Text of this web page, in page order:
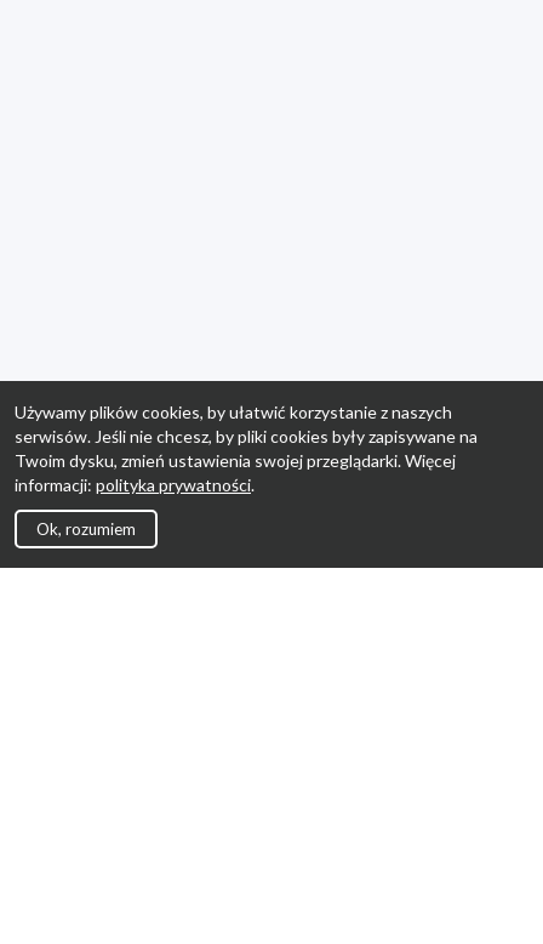
Używamy plików cookies, by ułatwić korzystanie z naszych
serwisów. Jeśli nie chcesz, by pliki cookies były zapisywane na
Twoim dysku, zmień ustawienia swojej przeglądarki. Więcej
informacji: polityka prywatności.
Ok, rozumiem